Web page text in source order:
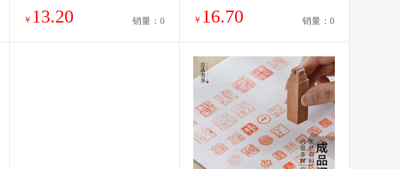
￥ 13.20 销量：0
泥盒
￥ 16.70 销量：0